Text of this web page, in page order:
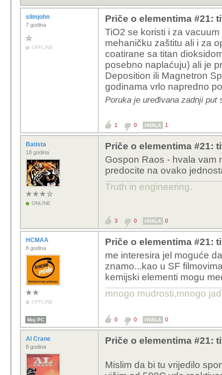
slimjohn
7 godina
OFFLINE
Priče o elementima #21:
TiO2 se koristi i za
mehaničku zaštitu ali i za
coatirane sa titan
posebno naplaćuju) ali je
Deposition ili Magnetron
godinama vrlo napredno
Poruka je uređivana zadnji put
1 0 HVALA 1
Batista
18 godina
ONLINE
Priče o elementima #21:
Gospon Raos - hvala vam
predocite na ovako
Truth in engineering.
3 0 HVALA 0
HCMAA
8 godina
OFFLINE
Priče o elementima #21:
me interesira jel moguće
znamo...kao u SF
kemijski elementi mogu
mnogo mudrosti,mnogo
Moj PC 0 0 HVALA 0
Al Crane
8 godina
Priče o elementima #21:
Mislim da bi tu vrijedilo